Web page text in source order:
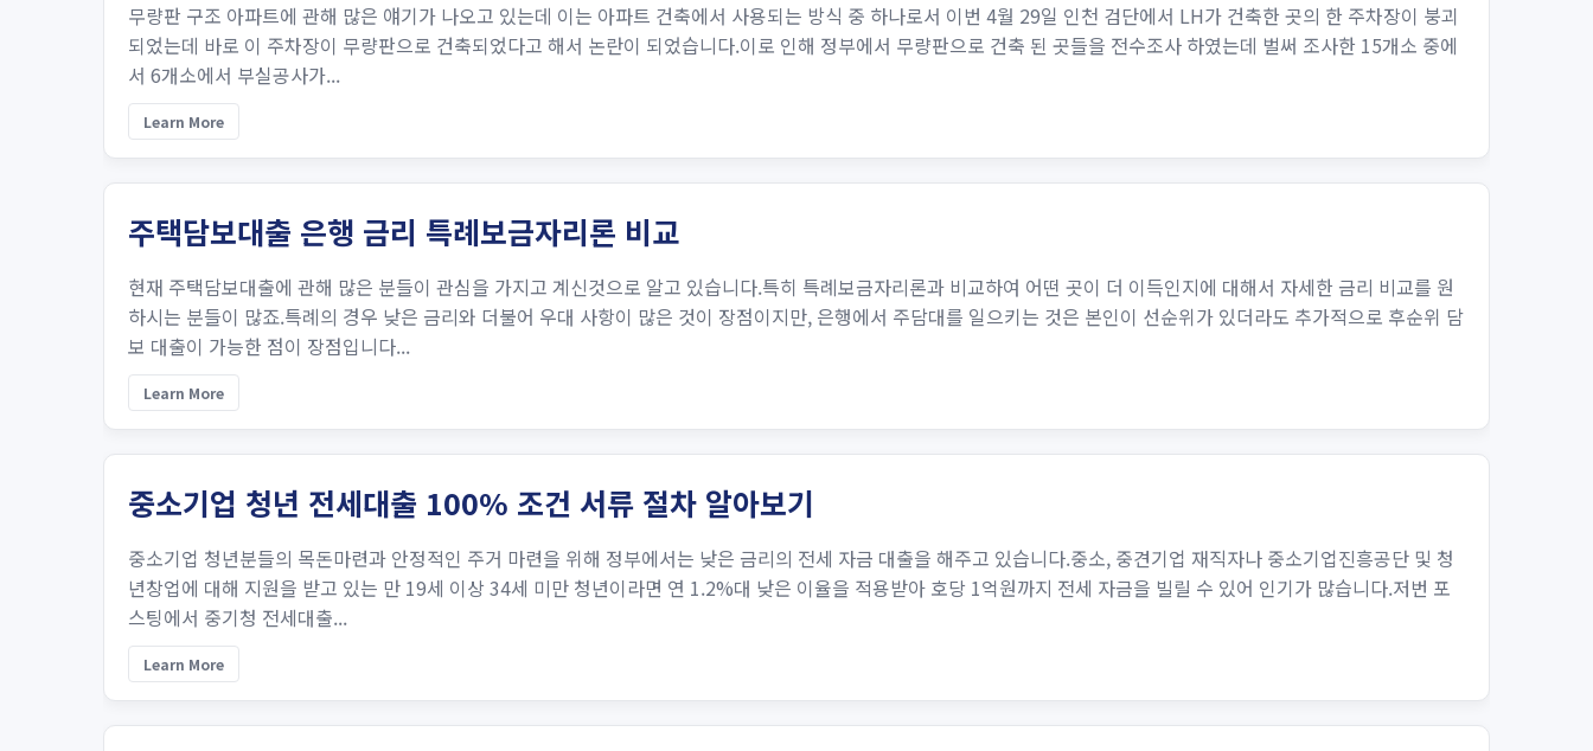
무량판 구조 아파트에 관해 많은 얘기가 나오고 있는데 이는 아파트 건축에서 사용되는 방식 중 하나로서 이번 4월 29일 인천 검단에서 LH가 건축한 곳의 한 주차장이 붕괴
되었는데 바로 이 주차장이 무량판으로 건축되었다고 해서 논란이 되었습니다.이로 인해 정부에서 무량판으로 건축 된 곳들을 전수조사 하였는데 벌써 조사한 15개소 중에
서 6개소에서 부실공사가...
Learn More
주택담보대출 은행 금리 특례보금자리론 비교
현재 주택담보대출에 관해 많은 분들이 관심을 가지고 계신것으로 알고 있습니다.특히 특례보금자리론과 비교하여 어떤 곳이 더 이득인지에 대해서 자세한 금리 비교를 원
하시는 분들이 많죠.특례의 경우 낮은 금리와 더불어 우대 사항이 많은 것이 장점이지만, 은행에서 주담대를 일으키는 것은 본인이 선순위가 있더라도 추가적으로 후순위 담
보 대출이 가능한 점이 장점입니다...
Learn More
중소기업 청년 전세대출 100% 조건 서류 절차 알아보기
중소기업 청년분들의 목돈마련과 안정적인 주거 마련을 위해 정부에서는 낮은 금리의 전세 자금 대출을 해주고 있습니다.중소, 중견기업 재직자나 중소기업진흥공단 및 청
년창업에 대해 지원을 받고 있는 만 19세 이상 34세 미만 청년이라면 연 1.2%대 낮은 이율을 적용받아 호당 1억원까지 전세 자금을 빌릴 수 있어 인기가 많습니다.저번 포
스팅에서 중기청 전세대출...
Learn More